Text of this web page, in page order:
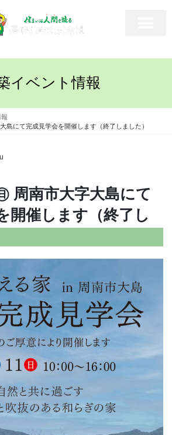
イベント情報
島にて完成見学会を開催します（終了しました）
周南市大字大島にて
開催します（終了し